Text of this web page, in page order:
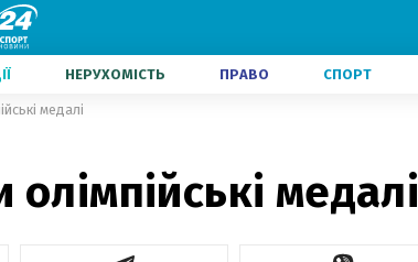
НЕРУХОМІСТЬ ПРАВО СПОРТ
медалі
медалі